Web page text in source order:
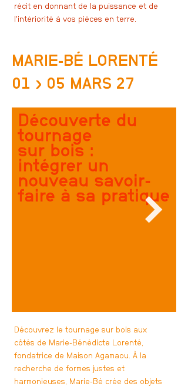
récit en donnant de la puissance et de
l'intériorité à vos pièces en terre.
MARIE-BÉ LORENTÉ
01 › 05 MARS 27
Découvrez le tournage sur bois aux
côtés de Marie-Bénédicte Lorenté,
fondatrice de Maison Agamaou. À la
recherche de formes justes et
harmonieuses, Marie-Bé crée des objets